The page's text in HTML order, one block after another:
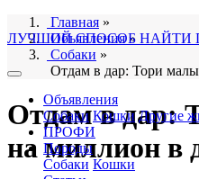
ЛУЧШИЙ СПОСОБ НАЙТИ
Объявления
Собаки Кошки Другие
ПРОФИ
Породы
Собаки Кошки
Главная »
Объявления»
Собаки »
Отдам в дар: Тори
Отдам в дар:
на миллион в